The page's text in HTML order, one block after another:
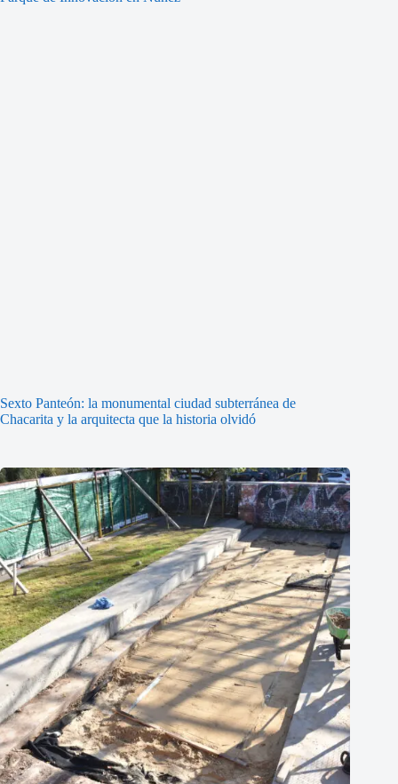
Sexto Panteón: la monumental ciudad subterránea de
Chacarita y la arquitecta que la historia olvidó